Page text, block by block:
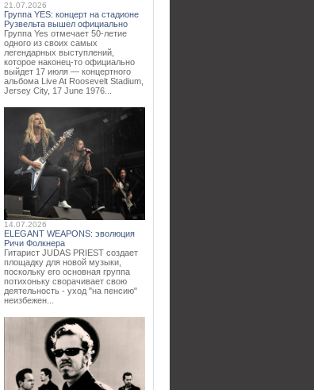
21.07.2026
Группа YES: концерт на стадионе
Рузвельта вышел официально
Группа Yes отмечает 50-летие
одного из своих самых
легендарных выступлений,
которое наконец-то официально
выйдет 17 июля — концертного
альбома Live At Roosevelt Stadium,
Jersey City, 17 June 1976...
14.07.2026
ELEGANT WEAPONS: эволюция
Ричи Фолкнера
Гитарист JUDAS PRIEST создает
площадку для новой музыки,
поскольку его основная группа
потихоньку сворачивает свою
деятельность - уход "на пенсию"
неизбежен...